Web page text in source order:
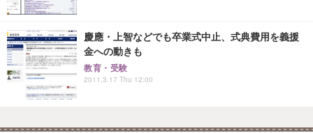
慶應・上智などでも卒業式中止、式典費用を義援
金への動きも
教育・受験
2011.3.17 Thu 12:00